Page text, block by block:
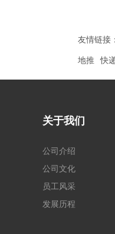
友情链接：
地推 快
关于我们
公司介绍
公司文化
员工风采
发展历程